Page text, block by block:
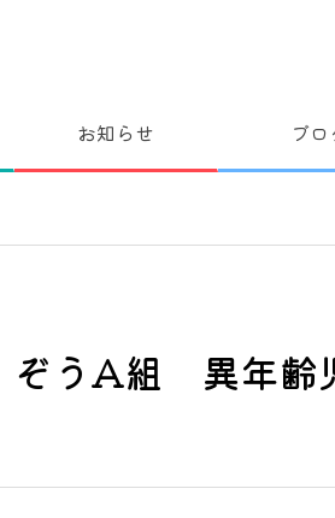
お知らせ ブロ
ぞうA組 異年齢